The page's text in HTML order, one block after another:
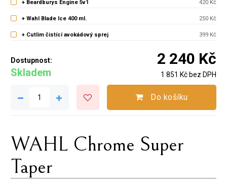
+ Beardburys Engine 5v1 420 Kč
+ Wahl Blade Ice 400 ml. 250 Kč
+ Cutlim čistící avokádový sprej 399 Kč
Dostupnost:
Skladem
2 240 Kč
1 851 Kč bez DPH
Do košíku
WAHL Chrome Super
Taper